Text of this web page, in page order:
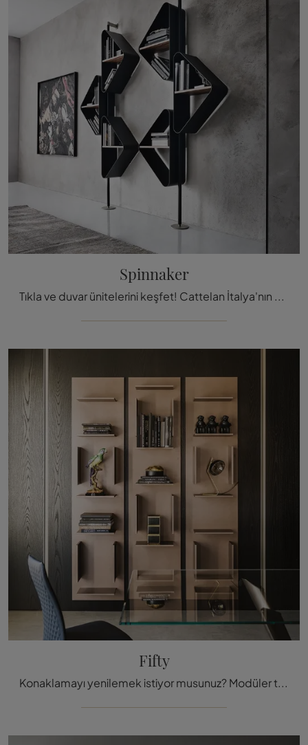
Spinnaker
Tıkla ve duvar ünitelerini keşfet! Cattelan İtalya'nın Spinnaker modeli, pratik ve dinamik bir oturma odasını
Fifty
Konaklamayı yenilemek istiyor musunuz? Modüler tasarım kitaplıkları hakkında daha fazla bilgi edinin ve mekanlarınız